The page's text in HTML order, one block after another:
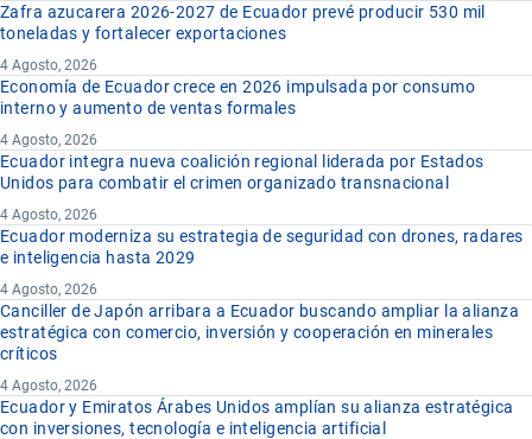
Zafra azucarera 2026-2027 de Ecuador prevé producir 530 mil
toneladas y fortalecer exportaciones
4 Agosto, 2026
Economía de Ecuador crece en 2026 impulsada por consumo
interno y aumento de ventas formales
4 Agosto, 2026
Ecuador integra nueva coalición regional liderada por Estados
Unidos para combatir el crimen organizado transnacional
4 Agosto, 2026
Ecuador moderniza su estrategia de seguridad con drones, radares
e inteligencia hasta 2029
4 Agosto, 2026
Canciller de Japón arribara a Ecuador buscando ampliar la alianza
estratégica con comercio, inversión y cooperación en minerales
críticos
4 Agosto, 2026
Ecuador y Emiratos Árabes Unidos amplían su alianza estratégica
con inversiones, tecnología e inteligencia artificial